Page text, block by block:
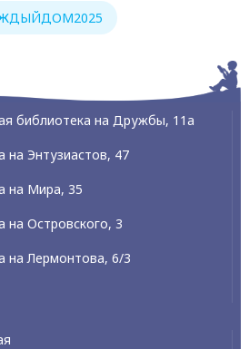
библиотека на Дружбы, 11а
на Энтузиастов, 47
на Мира, 35
на Островского, 3
на Лермонтова, 6/3